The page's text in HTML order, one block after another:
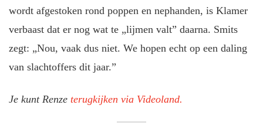
wordt afgestoken rond poppen en nephanden, is Klamer
verbaast dat er nog wat te „lijmen valt” daarna. Smits
zegt: „Nou, vaak dus niet. We hopen echt op een daling
van slachtoffers dit jaar.”
Je kunt Renze terugkijken via Videoland.